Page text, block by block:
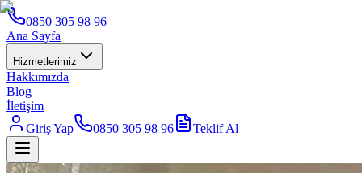
0850 305 98 96
Ana Sayfa
Hizmetlerimiz
Hakkımızda
Blog
İletişim
Giriş Yap
0850 305 98 96 Teklif Al